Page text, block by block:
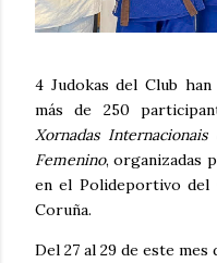
4 Judokas del Club
más de 250
Xornadas
Femenino, organizadas
en el Polideportivo del
Coruña.
Del 27 al 29 de este